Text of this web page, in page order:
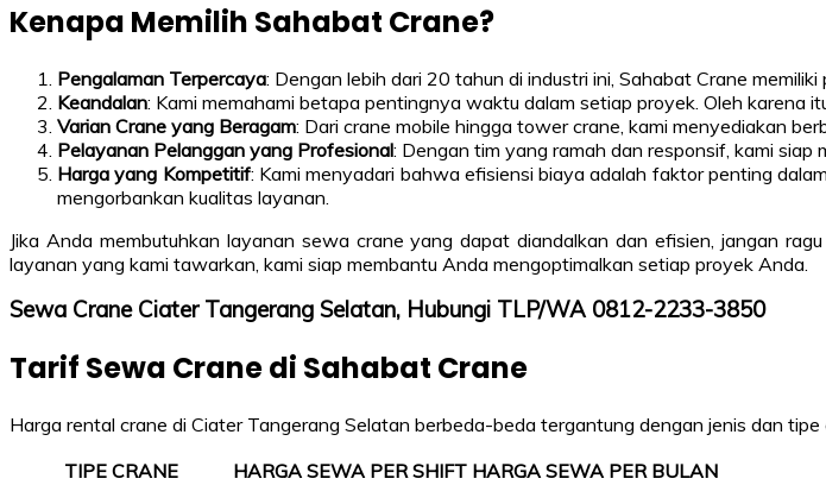
Kenapa Memilih Sahabat Crane?
Pengalaman Terpercaya: Dengan lebih dari 20 tahun di industri ini, Sahabat Crane
Keandalan: Kami memahami betapa pentingnya waktu dalam setiap proyek. Oleh karena
Varian Crane yang Beragam: Dari crane mobile hingga tower crane, kami menyediakan
Pelayanan Pelanggan yang Profesional: Dengan tim yang ramah dan responsif, kami
Harga yang Kompetitif: Kami menyadari bahwa efisiensi biaya adalah faktor penting
mengorbankan kualitas layanan.
Jika Anda membutuhkan layanan sewa crane yang dapat diandalkan dan efisien, jangan
layanan yang kami tawarkan, kami siap membantu Anda mengoptimalkan setiap proyek Anda.
Sewa Crane Ciater Tangerang Selatan, Hubungi TLP/WA 0812-2233-3850
Tarif Sewa Crane di Sahabat Crane
Harga rental crane di Ciater Tangerang Selatan berbeda-beda tergantung dengan jenis dan
TIPE CRANE
HARGA SEWA PER SHIFT HARGA SEWA PER BULAN